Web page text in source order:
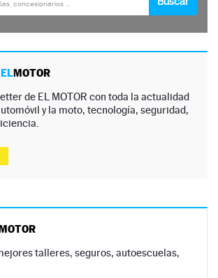
MOTOR
de EL MOTOR con toda la actualidad
y la moto, tecnología, seguridad,
talleres, seguros, autoescuelas,